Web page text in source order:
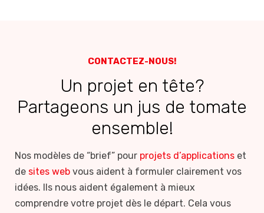
CONTACTEZ-NOUS!
Un projet en tête?
Partageons un jus de tomate
ensemble!
Nos modèles de “brief” pour projets d’applications et
de sites web vous aident à formuler clairement vos
idées. Ils nous aident également à mieux
comprendre votre projet dès le départ. Cela vous